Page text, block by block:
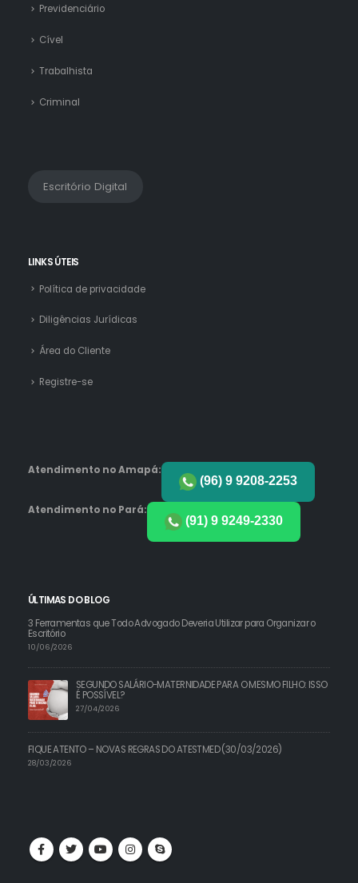
Previdenciário
Cível
Trabalhista
Criminal
Escritório Digital
LINKS ÚTEIS
Política de privacidade
Diligências Jurídicas
Área do Cliente
Registre-se
Atendimento no Amapá:
(96) 9 9208-2253
Atendimento no Pará:
(91) 9 9249-2330
ÚLTIMAS DO BLOG
3 Ferramentas que Todo Advogado Deveria Utilizar para Organizar o
Escritório
10/06/2026
SEGUNDO SALÁRIO-MATERNIDADE PARA O MESMO FILHO: ISSO
É POSSÍVEL?
27/04/2026
FIQUE ATENTO – NOVAS REGRAS DO ATESTMED (30/03/2026)
28/03/2026